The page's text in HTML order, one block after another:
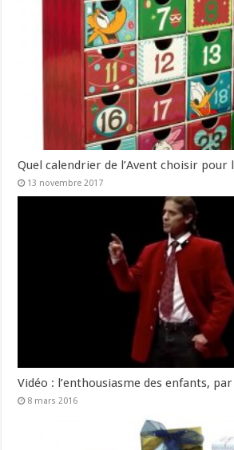
Quel calendrier de l’Avent choisir pour
13 novembre 2017
Vidéo : l’enthousiasme des enfants,
8 mars 2016